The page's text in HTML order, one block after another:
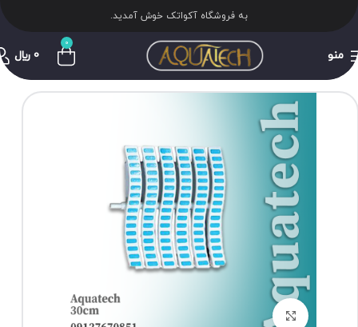
به فروشگاه آکواتک خوش آمدید.
منو
0
0 ﷼
برای بزرگنمایی کلیک کنید